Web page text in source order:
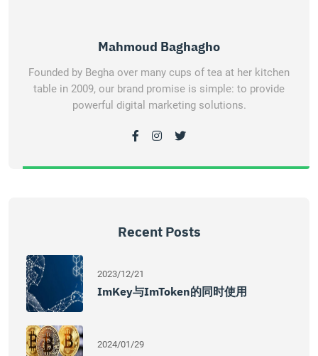
Mahmoud Baghagho
Founded by Begha over many cups of tea at her kitchen
table in 2009, our brand promise is simple: to provide
powerful digital marketing solutions.
Recent Posts
2023/12/21
ImKey与imToken的同时使用
2024/01/29